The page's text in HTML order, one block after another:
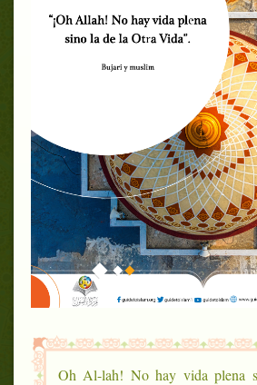
¡Oh Al-lah! No hay vida plena